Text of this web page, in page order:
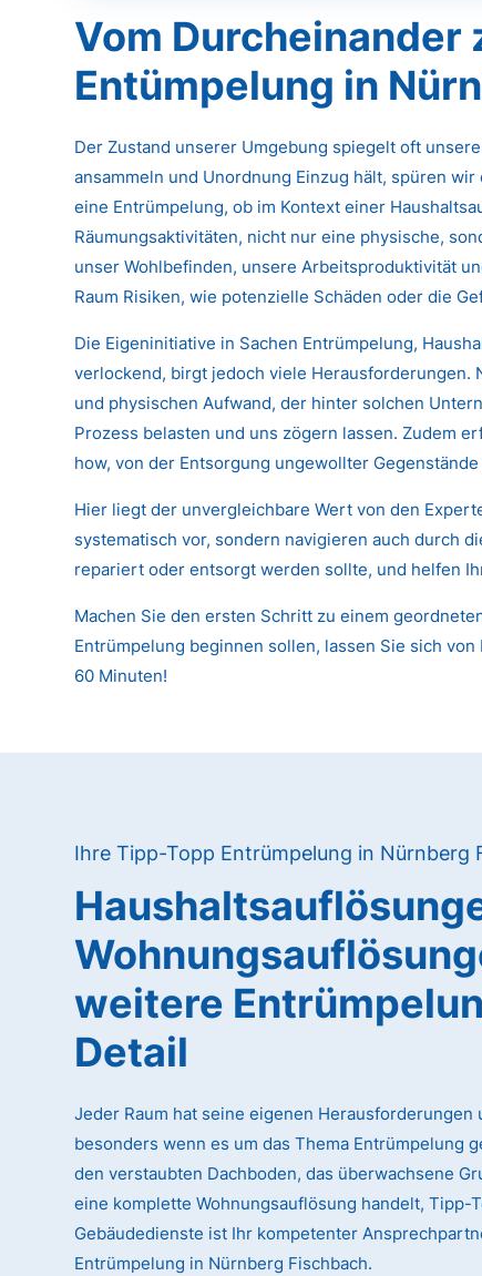
Vom Durcheinander
Entümpelung in
Der Zustand unserer Umgebung spiegelt oft
ansammeln und Unordnung Einzug hält, spüren
eine Entrümpelung, ob im Kontext einer
Räumungsaktivitäten, nicht nur eine physische,
unser Wohlbefinden, unsere Arbeitsproduktivität
Raum Risiken, wie potenzielle Schäden oder die
Die Eigeninitiative in Sachen Entrümpelung,
verlockend, birgt jedoch viele Herausforderungen.
und physischen Aufwand, der hinter solchen
Prozess belasten und uns zögern lassen. Zudem
how, von der Entsorgung ungewollter
Hier liegt der unvergleichbare Wert von den
systematisch vor, sondern navigieren auch durch
repariert oder entsorgt werden sollte, und helfen
Machen Sie den ersten Schritt zu einem
Entrümpelung beginnen sollen, lassen Sie sich
60 Minuten!
Ihre Tipp-Topp Entrümpelung in Nürnberg
weitere
Detail
Jeder Raum hat seine eigenen Herausforderungen
besonders wenn es um das Thema Entrümpelung
den verstaubten Dachboden, das überwachsene
eine komplette Wohnungsauflösung handelt, Tipp-
Gebäudedienste ist Ihr kompetenter
Entrümpelung in Nürnberg Fischbach.